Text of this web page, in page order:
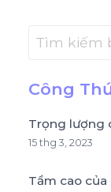
Công
Trọng lượng
15 thg 3, 2023
Tầm cao